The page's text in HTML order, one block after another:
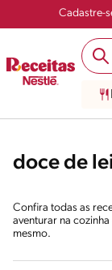
Cadastre-
doce de
Confira todas as
aventurar na
mesmo.